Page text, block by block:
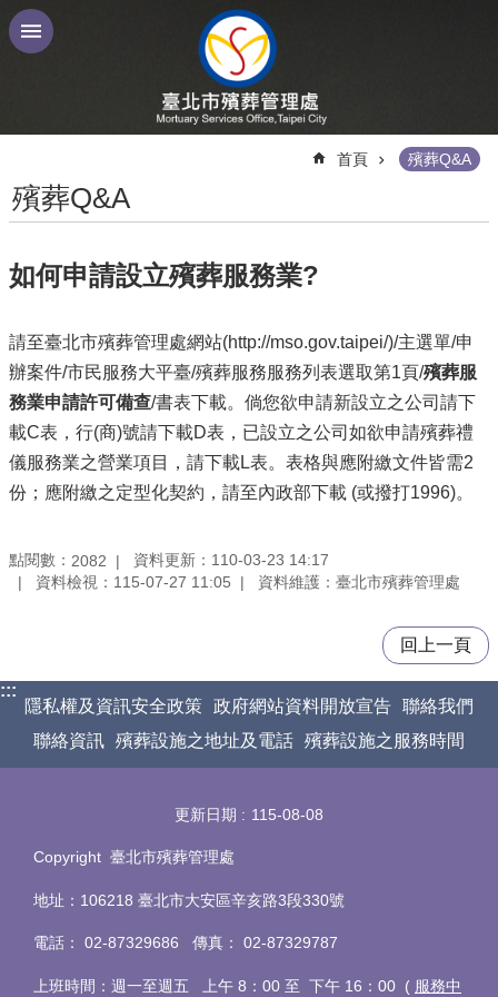
跳到主要內容區塊
首頁 殯葬Q&A
殯葬Q&A
如何申請設立殯葬服務業?
請至臺北市殯葬管理處網站(http://mso.gov.taipei/)/主選單/申
辦案件/市民服務大平臺/殯葬服務服務列表選取第1頁/殯葬服
務業申請許可備查/書表下載。倘您欲申請新設立之公司請下
載C表，行(商)號請下載D表，已設立之公司如欲申請殯葬禮
儀服務業之營業項目，請下載L表。表格與應附繳文件皆需2
份；應附繳之定型化契約，請至內政部下載 (或撥打1996)。
點閱數： 2082
資料更新：110-03-23 14:17
資料檢視：115-07-27 11:05
資料維護：臺北市殯葬管理處
回上一頁
:::
隱私權及資訊安全政策 政府網站資料開放宣告 聯絡我們
聯絡資訊 殯葬設施之地址及電話 殯葬設施之服務時間
更新日期 115-08-08
Copyright 臺北市殯葬管理處
地址：106218 臺北市大安區辛亥路3段330號
電話 ： 02-87329686 傳真 ： 02-87329787
上班時間：週一至週五 上午 8：00 至 下午 16：00 ( 服務中